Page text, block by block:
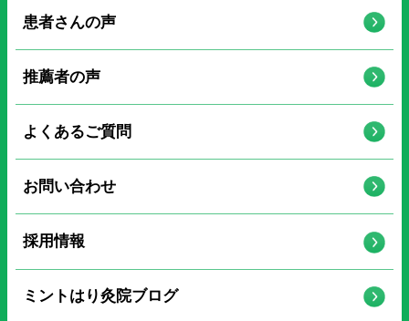
患者さんの声
推薦者の声
よくあるご質問
お問い合わせ
採用情報
ミントはり灸院ブログ